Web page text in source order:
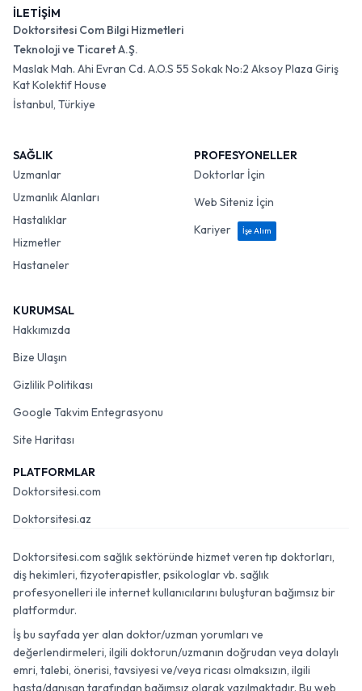
İLETİŞİM
Doktorsitesi Com Bilgi Hizmetleri
Teknoloji ve Ticaret A.Ş.
Maslak Mah. Ahi Evran Cd. A.O.S 55 Sokak No:2 Aksoy Plaza Giriş
Kat Kolektif House
İstanbul, Türkiye
SAĞLIK
Uzmanlar
Uzmanlık Alanları
Hastalıklar
Hizmetler
Hastaneler
PROFESYONELLER
Doktorlar İçin
Web Siteniz İçin
Kariyer
İşe Alım
KURUMSAL
Hakkımızda
Bize Ulaşın
Gizlilik Politikası
Google Takvim Entegrasyonu
Site Haritası
PLATFORMLAR
Doktorsitesi.com
Doktorsitesi.az
Doktorsitesi.com sağlık sektöründe hizmet veren tıp doktorları,
diş hekimleri, fizyoterapistler, psikologlar vb. sağlık
profesyonelleri ile internet kullanıcılarını buluşturan bağımsız bir
platformdur.
İş bu sayfada yer alan doktor/uzman yorumları ve
değerlendirmeleri, ilgili doktorun/uzmanın doğrudan veya dolaylı
emri, talebi, önerisi, tavsiyesi ve/veya ricası olmaksızın, ilgili
hasta/danışan tarafından bağımsız olarak yazılmaktadır. Bu web